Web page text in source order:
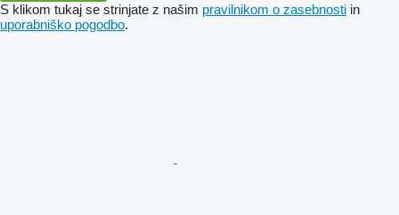
S klikom tukaj se strinjate z našim pravilnikom o zasebnosti in
uporabniško pogodbo.